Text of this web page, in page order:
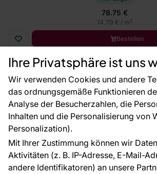
Ihre Privatsphäre ist uns
Wir verwenden Cookies und andere
das ordnungsgemäße Funktionieren
Analyse der Besucherzahlen, die
Inhalten und die Personalisierung von
Personalization).
Mit Ihrer Zustimmung können wir
Aktivitäten (z. B. IP-Adresse, E-Mail-
andere Identifikatoren) an unsere
78.75 €
14.79 € / m2
Bestellen
Neuheit